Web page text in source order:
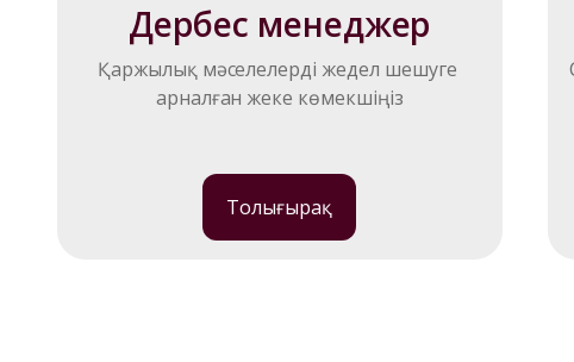
Дербес менеджер
Қаржылық мәселелерді жедел шешуге
арналған жеке көмекшіңіз
Толығырақ